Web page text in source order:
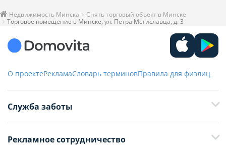
Недвижимость Минска
Снять торговый объект в Минске
Торговое помещение в Минске, ул. Петра Мстиславца, д. 3
О проектеРекламаСловарь терминовПравила для физлиц
Служба заботы
+375 29 376-13-70
+375 33 376-13-70
Рекламное сотрудничество